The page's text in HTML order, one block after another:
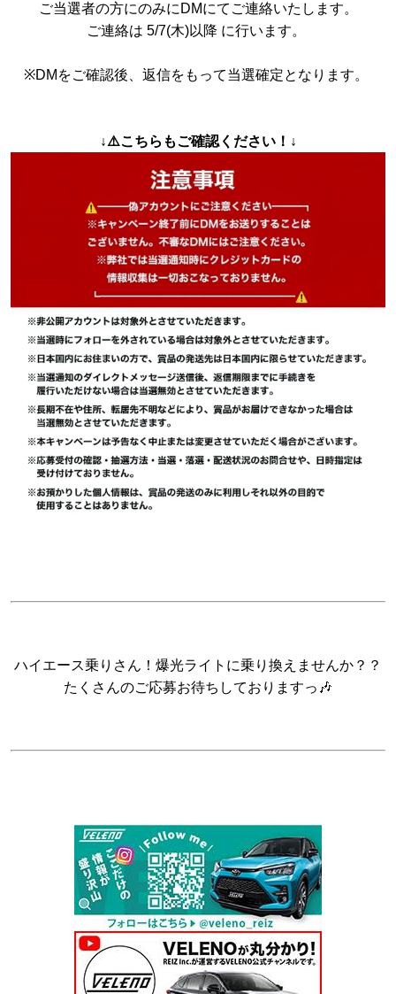
ご当選者の方にのみにDMにてご連絡いたします。
ご連絡は 5/7(木)以降 に行います。
※DMをご確認後、返信をもって当選確定となります。
↓⚠️こちらもご確認ください！↓
ハイエース乗りさん！爆光ライトに乗り換えませんか？？
たくさんのご応募お待ちしておりますっ🎶